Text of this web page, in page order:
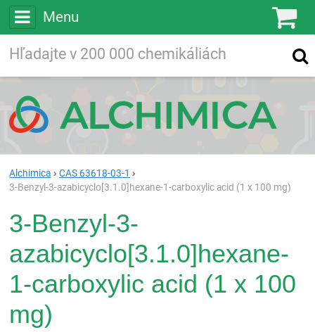
Menu
Vyhľadávanie
Alchimica
CAS 63618-03-1
3-Benzyl-3-azabicyclo[3.1.0]hexane-1-carboxylic acid (1 x 100 mg)
3-Benzyl-3-
azabicyclo[3.1.0]hexane-
1-carboxylic acid (1 x 100
mg)